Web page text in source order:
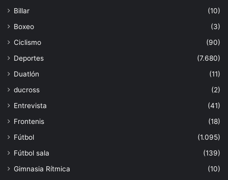
Billar
(10)
Boxeo
(3)
Ciclismo
(90)
Deportes
(7.680)
Duatlón
(11)
ducross
(2)
Entrevista
(41)
Frontenis
(18)
Fútbol
(1.095)
Fútbol sala
(139)
Gimnasia Rítmica
(10)